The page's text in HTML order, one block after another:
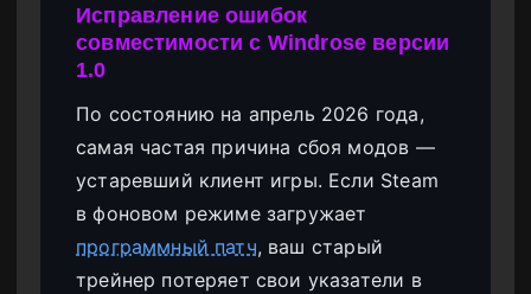
Исправление ошибок
совместимости с Windrose версии
1.0
По состоянию на апрель 2026 года,
самая частая причина сбоя модов —
устаревший клиент игры. Если Steam
в фоновом режиме загружает
программный патч, ваш старый
трейнер потеряет свои указатели в